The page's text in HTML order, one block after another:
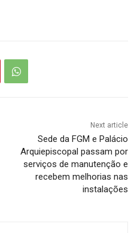
Next article
Sede da FGM e Palácio
Arquiepiscopal passam por
serviços de manutenção e
recebem melhorias nas
instalações